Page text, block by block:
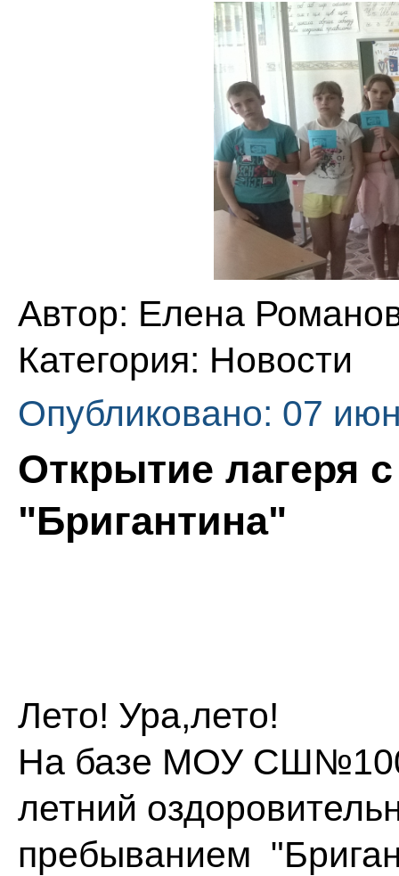
Автор: Елена
Категория: Новости
Опубликовано: 07
Открытие лагеря
"Бригантина"
Лето! Ура,лето!
На базе МОУ СШ№100
летний
пребыванием